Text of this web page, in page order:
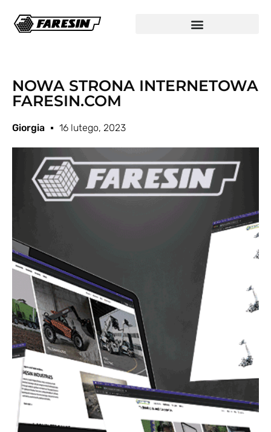
NOWA STRONA INTERNETOWA
FARESIN.COM
Giorgia 16 lutego, 2023